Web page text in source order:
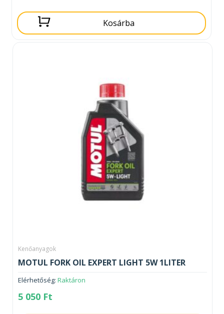
Kosárba
Kenőanyagok
MOTUL FORK OIL EXPERT LIGHT 5W 1LITER
Elérhetőség: Raktáron
5 050 Ft